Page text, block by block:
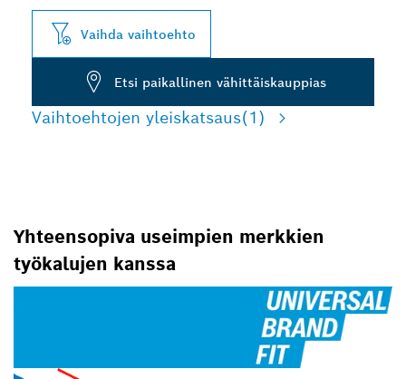
Vaihda vaihtoehto
Etsi paikallinen vähittäiskauppias
Vaihtoehtojen yleiskatsaus(1)
Yhteensopiva useimpien merkkien
työkalujen kanssa